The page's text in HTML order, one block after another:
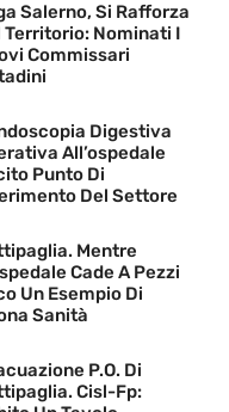
Salerno, Si Rafforza
Territorio: Nominati I
Commissari
Digestiva
All’ospedale
Punto Di
Del Settore
Mentre
Cade A Pezzi
Un Esempio Di
Sanità
P.O. Di
Cisl-Fp: